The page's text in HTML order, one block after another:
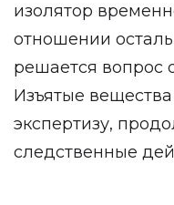
изолятор
отношении
решается вопрос
Изъятые
экспертизу,
следственные